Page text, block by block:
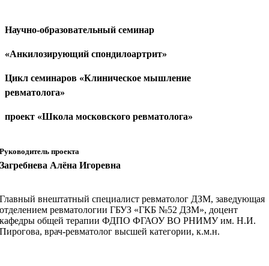
Научно-образовательный семинар
«Анкилозирующий спондилоартрит»
Цикл семинаров «Клиническое мышление
ревматолога»
проект «Школа московского ревматолога»
Руководитель проекта
Загребнева Алёна Игоревна
Главный внештатный специалист ревматолог ДЗМ, заведующая
отделением ревматологии ГБУЗ «ГКБ №52 ДЗМ», доцент
кафедры общей терапии ФДПО ФГАОУ ВО РНИМУ им. Н.И.
Пирогова, врач-ревматолог высшей категории, к.м.н.